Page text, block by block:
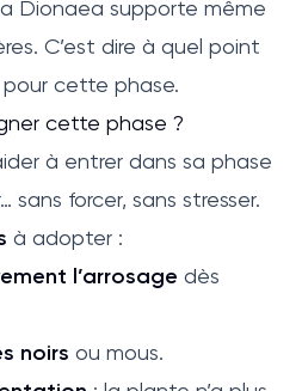
Dionaea supporte même
C’est dire à quel point
cette phase.
cette phase ?
à entrer dans sa phase
sans forcer, sans stresser.
à adopter :
l’arrosage dès
noirs ou mous.